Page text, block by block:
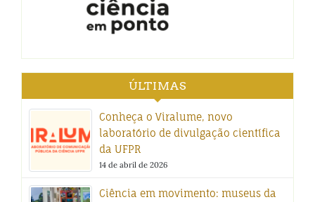
ÚLTIMAS
Conheça o Viralume, novo
laboratório de divulgação científica
da UFPR
14 de abril de 2026
Ciência em movimento: museus da